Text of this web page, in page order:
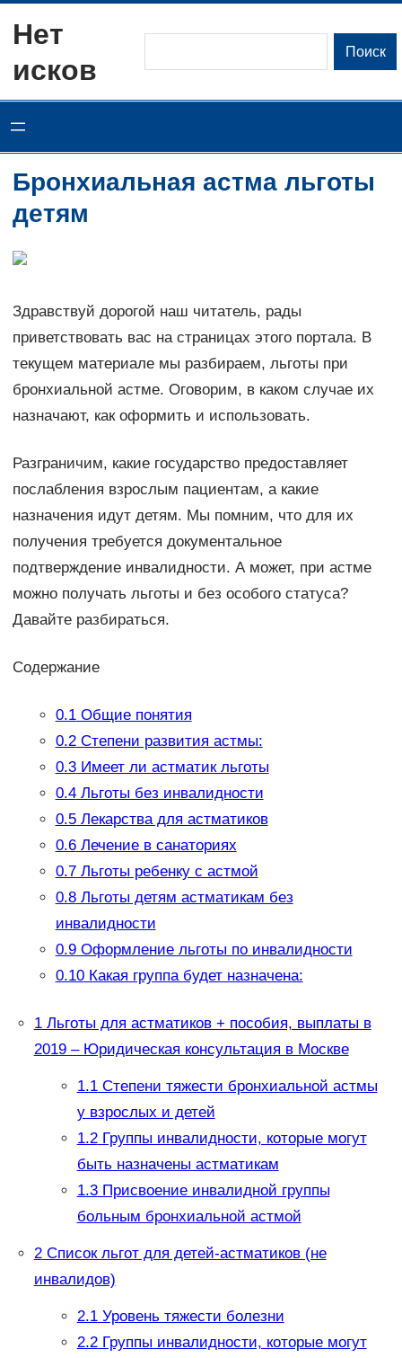
содержимому
Нет
исков
Поиск
Бронхиальная астма льготы
детям
Здравствуй дорогой наш читатель, рады
приветствовать вас на страницах этого портала. В
текущем материале мы разбираем, льготы при
бронхиальной астме. Оговорим, в каком случае их
назначают, как оформить и использовать.
Разграничим, какие государство предоставляет
послабления взрослым пациентам, а какие
назначения идут детям. Мы помним, что для их
получения требуется документальное
подтверждение инвалидности. А может, при астме
можно получать льготы и без особого статуса?
Давайте разбираться.
Содержание
0.1Общие понятия
0.2Степени развития астмы:
0.3Имеет ли астматик льготы
0.4Льготы без инвалидности
0.5Лекарства для астматиков
0.6Лечение в санаториях
0.7Льготы ребенку с астмой
0.8Льготы детям астматикам без
инвалидности
0.9Оформление льготы по инвалидности
0.10Какая группа будет назначена:
1Льготы для астматиков + пособия, выплаты в
2019 – Юридическая консультация в Москве
1.1Степени тяжести бронхиальной астмы
у взрослых и детей
1.2Группы инвалидности, которые могут
быть назначены астматикам
1.3Присвоение инвалидной группы
больным бронхиальной астмой
2Список льгот для детей-астматиков (не
инвалидов)
2.1Уровень тяжести болезни
2.2Группы инвалидности, которые могут